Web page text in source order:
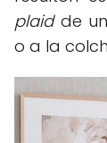
plaidde
o a la